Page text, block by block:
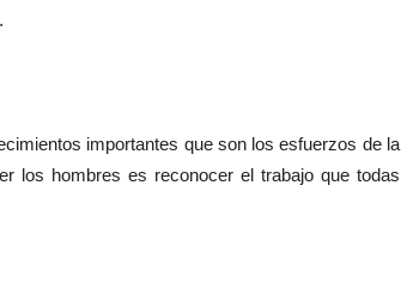
importantes que son los esfuerzos de la
los hombres es reconocer el trabajo que todas